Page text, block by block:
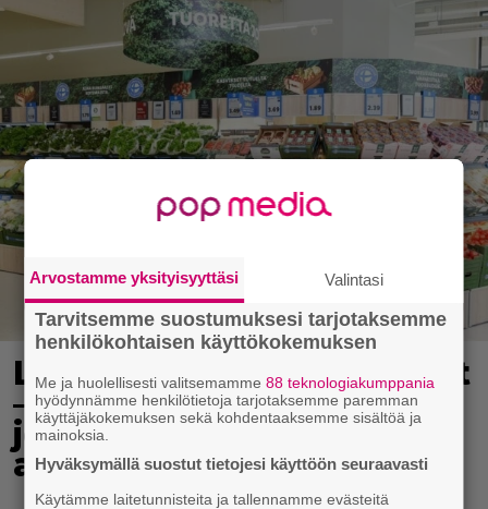
Lidl aloitti jättialennukset
– kotimaiset kasvikset
jopa 40 prosentin
alennuksessa
Arvostamme yksityisyyttäsi Valintasi
Tarvitsemme suostumuksesi tarjotaksemme
henkilökohtaisen käyttökokemuksen
Me ja huolellisesti valitsemamme88 teknologiakumppania
hyödynnämme henkilötietoja tarjotaksemme paremman
käyttäjäkokemuksen sekä kohdentaaksemme sisältöä ja
mainoksia.
Hyväksymällä suostut tietojesi käyttöön seuraavasti
Käytämme laitetunnisteita ja tallennamme evästeitä